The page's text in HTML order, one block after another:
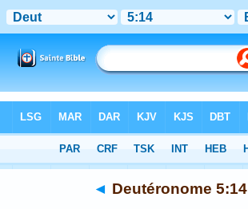
>Chapitre 5 > Verset 14
◄ Deutéronome 5:14